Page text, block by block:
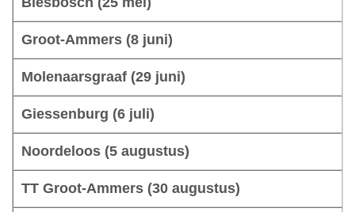
Groot-Ammers (8 juni)
Molenaarsgraaf (29 juni)
Giessenburg (6 juli)
Noordeloos (5 augustus)
TT Groot-Ammers (30 augustus)